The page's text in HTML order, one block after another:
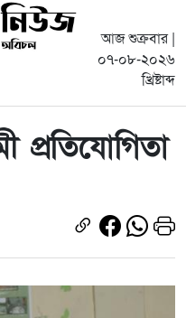
আজ শুক্রবার |
০৭-০৮-২০২৬
খ্রিষ্টাব্দ
প্রতিযোগিতা